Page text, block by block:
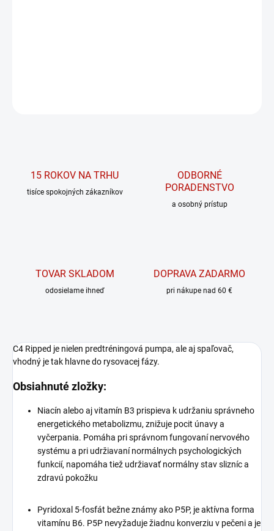
15 ROKOV NA TRHU
tisíce spokojných zákazníkov
ODBORNÉ
PORADENSTVO
a osobný prístup
TOVAR SKLADOM
odosielame ihneď
DOPRAVA ZADARMO
pri nákupe nad 60 €
C4 Ripped je nielen predtréningová pumpa, ale aj spaľovač,
vhodný je tak hlavne do rysovacej fázy.
Obsiahnuté zložky:
Niacín alebo aj vitamín B3 prispieva k udržaniu správneho
energetického metabolizmu, znižuje pocit únavy a
vyčerpania. Pomáha pri správnom fungovaní nervového
systému a pri udržiavaní normálnych psychologických
funkcií, napomáha tiež udržiavať normálny stav slizníc a
zdravú pokožku
Pyridoxal 5-fosfát bežne známy ako P5P, je aktívna forma
vitamínu B6. P5P nevyžaduje žiadnu konverziu v pečeni a je